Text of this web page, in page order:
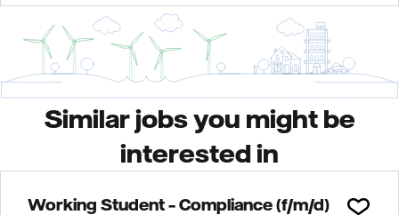
Similar jobs you might be
interested in
Working Student – Compliance (f/m/d)